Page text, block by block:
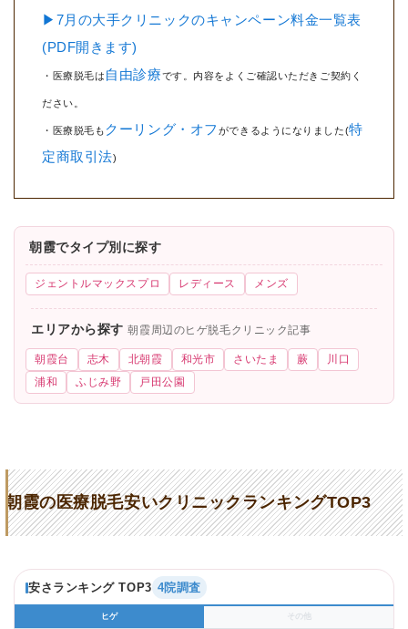
▶7月の大手クリニックのキャンペーン料金一覧表
(PDF開きます)
・医療脱毛は 自由診療です。内容をよくご確認いただきご契約く
ださい。
・医療脱毛も クーリング・オフ ができるようになりました(特
定商取引法)
朝霞でタイプ別に探す
ジェントルマックスプロ レディース メンズ
エリアから探す朝霞周辺のヒゲ脱毛クリニック記事
朝霞台 志木 北朝霞 和光市 さいたま 蕨
川口
浦和
ふじみ野 戸田公園
朝霞の医療脱毛安いクリニックランキングTOP3
安さランキング TOP3 4院調査
ヒゲ その他